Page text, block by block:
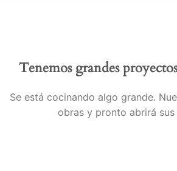
Tenemos grandes
Se está cocinando algo grande.
obras y pronto abrirá sus